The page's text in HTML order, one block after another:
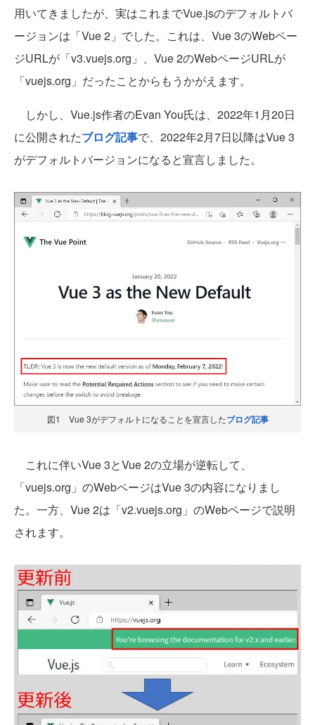
用いてきましたが、実はこれまでVue.jsのデフォルトバ
ージョンは「Vue 2」でした。これは、Vue 3のWebペー
ジURLが「v3.vuejs.org」、Vue 2のWebページURLが
「vuejs.org」だったことからもうかがえます。
しかし、Vue.js作者のEvan You氏は、2022年1月20日
に公開されたブログ記事で、2022年2月7日以降はVue 3
がデフォルトバージョンになると宣言しました。
図1 Vue 3がデフォルトになることを宣言したブログ記事
これに伴いVue 3とVue 2の立場が逆転して、
「vuejs.org」のWebページはVue 3の内容になりまし
た。一方、Vue 2は「v2.vuejs.org」のWebページで説明
されます。